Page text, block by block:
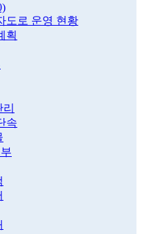
도로 운영 현황
획
속